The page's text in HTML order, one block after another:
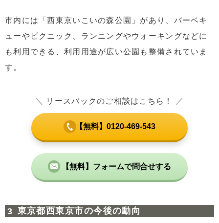
市内には「西東京いこいの森公園」があり、バーベキ
ューやピクニック、ランニングやウォーキングなどに
も利用できる、利用用途が広い公園も整備されていま
す。
＼ リースバックのご相談はこちら！ ／
【無料】0120-469-543
【無料】フォームで問合せする
東京都西東京市の今後の動向